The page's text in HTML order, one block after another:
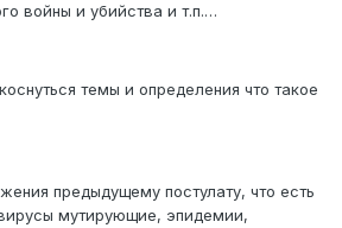
войны и убийства и т.п.…
темы и определения что такое
предыдущему постулату, что есть
мутирующие, эпидемии,